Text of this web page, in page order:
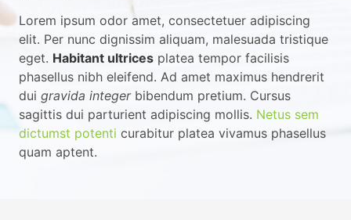
Lorem ipsum odor amet, consectetuer adipiscing
elit. Per nunc dignissim aliquam, malesuada tristique
eget. Habitant ultrices platea tempor facilisis
phasellus nibh eleifend. Ad amet maximus hendrerit
dui gravida integerbibendum pretium. Cursus
sagittis dui parturient adipiscing mollis. Netus sem
dictumst potenti curabitur platea vivamus phasellus
quam aptent.